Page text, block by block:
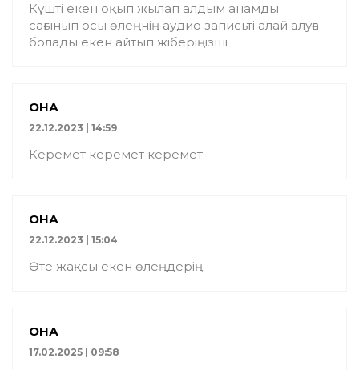
Күшті екен оқып жылап алдым анамды
сағынып осы өлеңнің аудио записьті алай алуға
болады екен айтып жіберіңізші
ҚОНАҚ
22.12.2023 | 14:59
Керемет керемет керемет
ҚОНАҚ
22.12.2023 | 15:04
Өте жақсы екен өлеңдерің.
ҚОНАҚ
17.02.2025 | 09:58